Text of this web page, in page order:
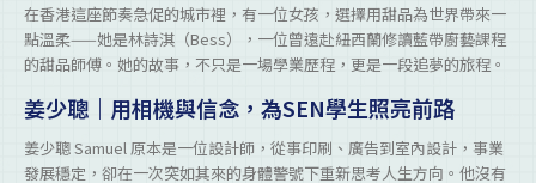
在香港這座節奏急促的城市裡，有一位女孩，選擇用甜品為世界帶來一
點溫柔——她是林詩淇（Bess），一位曾遠赴紐西蘭修讀藍帶廚藝課程
的甜品師傅。她的故事，不只是一場學業歷程，更是一段追夢的旅程。
姜少聰｜用相機與信念，為SEN學生照亮前路
姜少聰 Samuel 原本是一位設計師，從事印刷、廣告到室內設計，事業
發展穩定，卻在一次突如其來的身體警號下重新思考人生方向。他沒有